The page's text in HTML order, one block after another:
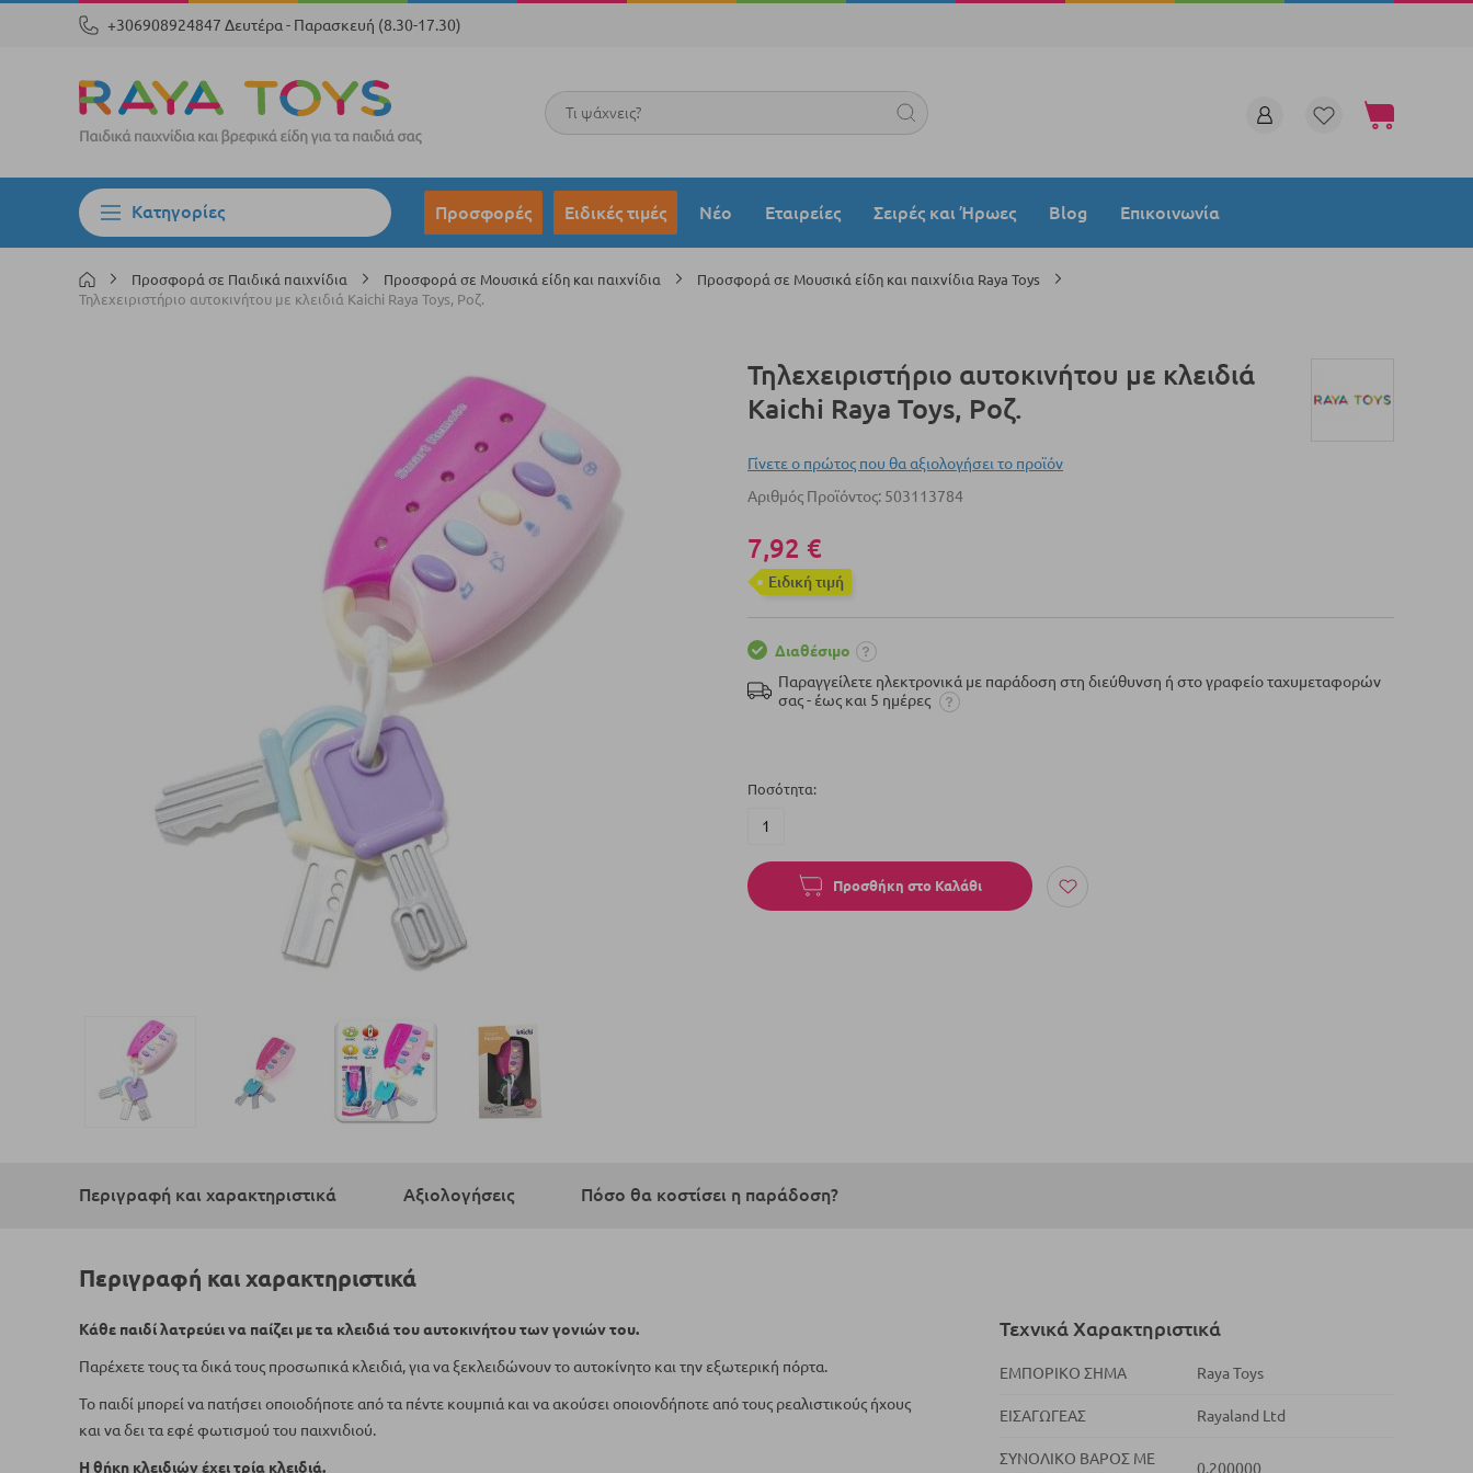
+306908924847 Δευτέρα - Παρασκευή (8.30-17.30)
Το καλάθι μου
Search
Κατηγορίες Προσφορές Ειδικές τιμές Νέο Εταιρείες Σειρές και Ήρωες Blog Επικοινωνία
Προσφορά σε Παιδικά παιχνίδια Προσφορά σε Μουσικά είδη και παιχνίδια
Προσφορά σε Μουσικά είδη και παιχνίδια Raya Toys
Τηλεχειριστήριο αυτοκινήτου με κλειδιά Kaichi Raya Toys, Ροζ.
της
Τηλεχειριστήριο αυτοκινήτου με κλειδιά
Kaichi Raya Toys, Ροζ.
Γίνετε ο πρώτος που θα αξιολογήσει το προϊόν
Αριθμός Προϊόντος 503113784
7,92 €
Eιδική τιμή
Διαθέσιμο
Παραγγείλετε ηλεκτρονικά με παράδοση στη διεύθυνση ή στο γραφείο ταχυμεταφορών
σας - έως και 5 ημέρες
Ποσότητα
Προσθήκη στο Καλάθι
Περιγραφή και χαρακτηριστικά Αξιολογήσεις Πόσο θα κοστίσει η παράδοση?
Περιγραφή και χαρακτηριστικά
Κάθε παιδί λατρεύει να παίζει με τα κλειδιά του αυτοκινήτου των γονιών του.
Παρέχετε τους τα δικά τους προσωπικά κλειδιά, για να ξεκλειδώνουν το αυτοκίνητο και την εξωτερική πόρτα.
Το παιδί μπορεί να πατήσει οποιοδήποτε από τα πέντε κουμπιά και να ακούσει οποιονδήποτε από τους ρεαλιστικούς ήχους
και να δει τα εφέ φωτισμού του παιχνιδιού.
Η θήκη κλειδιών έχει τρία κλειδιά.
Τεχνικά Χαρακτηριστικά
ΕΜΠΟΡΙΚΌ ΣΉΜΑ Raya Toys
ΕΙΣΑΓΩΓΈΑΣ Rayaland Ltd
ΣΥΝΟΛΙΚΌ ΒΆΡΟΣ ΜΕ
0.200000